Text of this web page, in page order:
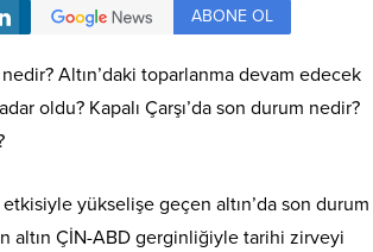
ABONE OL
Altın’daki toparlanma devam edecek
oldu? Kapalı Çarşı’da son durum nedir?
etkisiyle yükselişe geçen altın’da son durum
altın ÇİN-ABD gerginliğiyle tarihi zirveyi